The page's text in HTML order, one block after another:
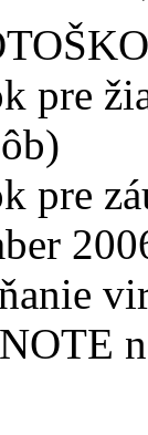
pre
pre